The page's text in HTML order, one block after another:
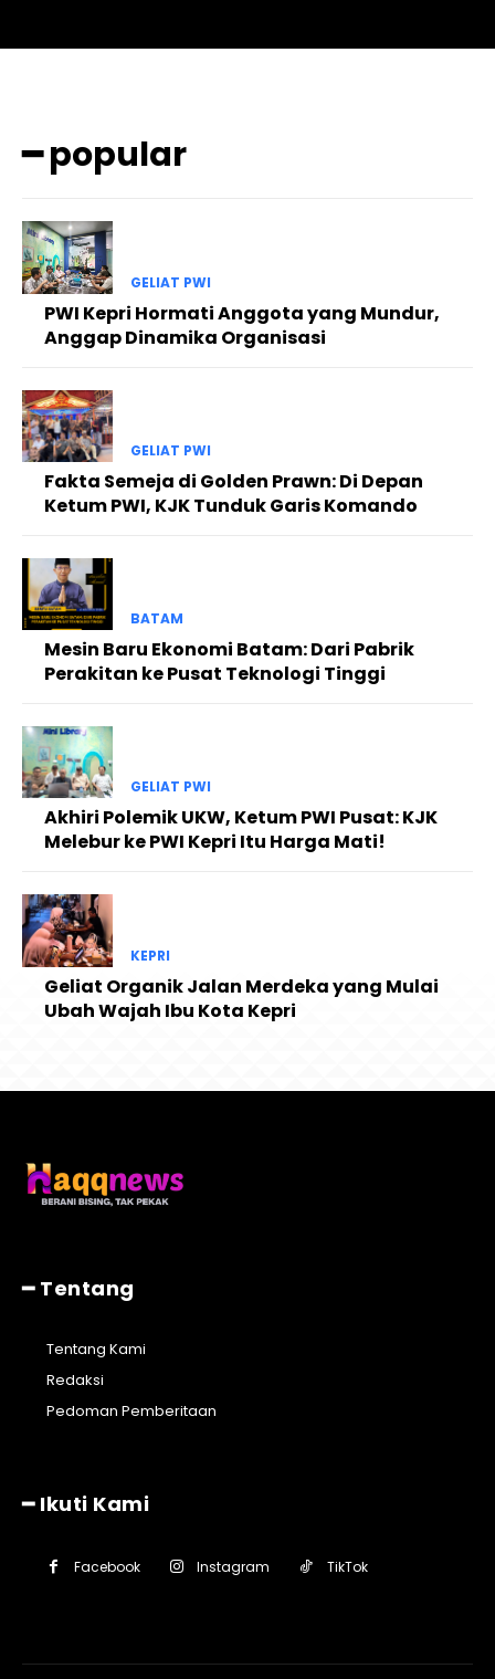
━ popular
GELIAT PWI
PWI Kepri Hormati Anggota yang Mundur,
Anggap Dinamika Organisasi
GELIAT PWI
Fakta Semeja di Golden Prawn: Di Depan
Ketum PWI, KJK Tunduk Garis Komando
BATAM
Mesin Baru Ekonomi Batam: Dari Pabrik
Perakitan ke Pusat Teknologi Tinggi
GELIAT PWI
Akhiri Polemik UKW, Ketum PWI Pusat: KJK
Melebur ke PWI Kepri Itu Harga Mati!
KEPRI
Geliat Organik Jalan Merdeka yang Mulai
Ubah Wajah Ibu Kota Kepri
━ Tentang
Tentang Kami
Redaksi
Pedoman Pemberitaan
━ Ikuti Kami
Facebook Instagram TikTok